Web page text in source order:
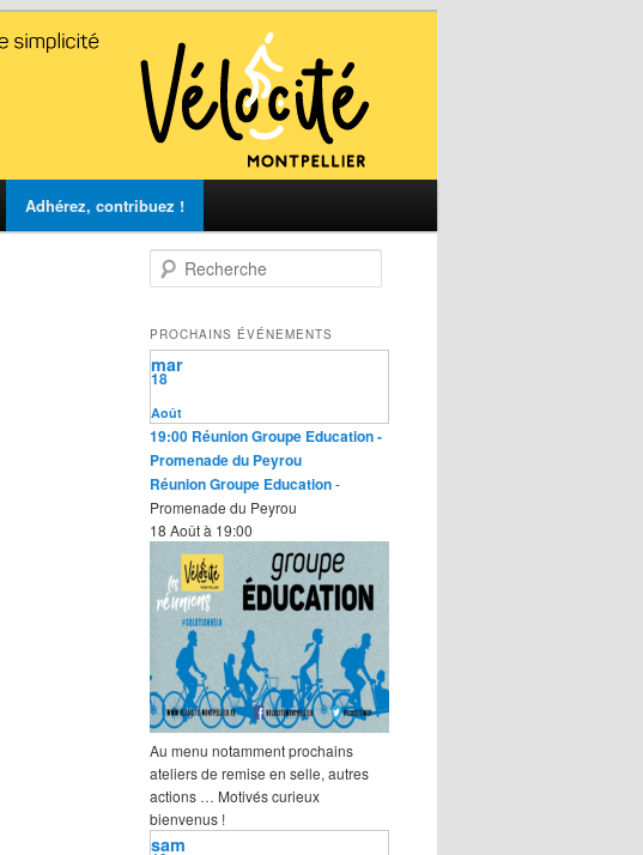
Adhérez, contribuez !
e
h
e
r
h
e
PROCHAINS ÉVÉNEMENTS
Août
18
mar
19:00 Réunion Groupe Education-
Promenade du Peyrou
Réunion Groupe Education-
Promenade du Peyrou
18 Août à 19:00
Au menu notamment prochains
ateliers de remise en selle, autres
actions … Motivés curieux
bienvenus !
sam